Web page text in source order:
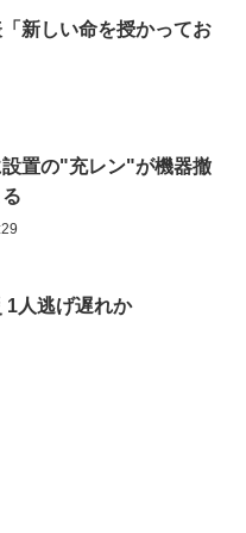
新しい命を授かってお
置の"充レン"が機器撤
1人逃げ遅れか